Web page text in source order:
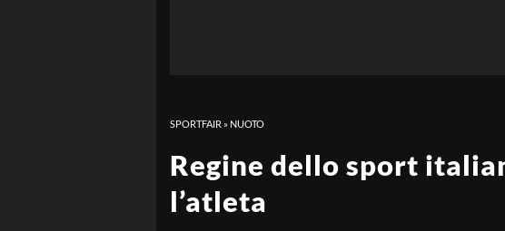
SPORTFAIR » NUOTO
Regine dello sport
l’atleta